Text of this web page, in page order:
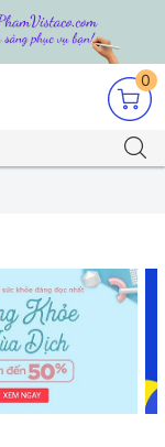
0